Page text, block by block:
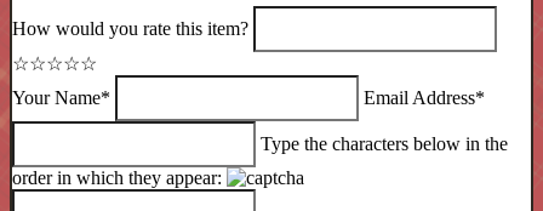
How would you rate this item?
☆☆☆☆☆
Your Name*
Email Address*
Type the characters below in the
order in which they appear: